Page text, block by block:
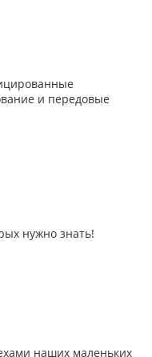
и передовые
нужно знать!
наших маленьких